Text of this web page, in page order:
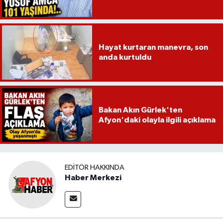
Hayat kurtaran manevra, son
anda kurtuldu
Bakan Akın Gürlek'ten
Afyon'daki olayla ilgili açıklama
EDITÖR HAKKINDA
Haber Merkezi